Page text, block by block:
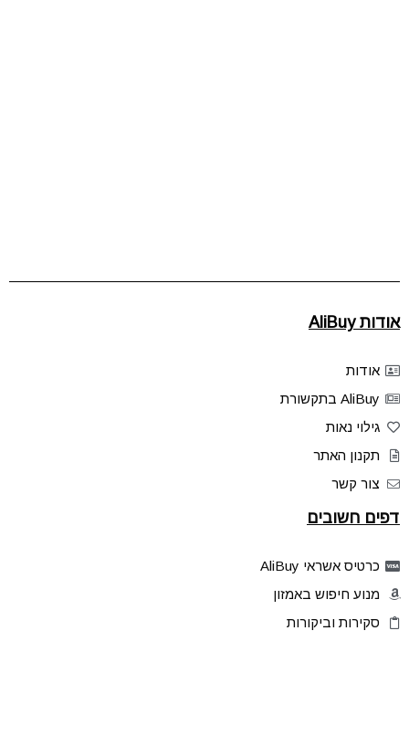
אודות AliBuy
אודות
AliBuy בתקשורת
גילוי נאות
תקנון האתר
צור קשר
דפים חשובים
כרטיס אשראי AliBuy
מנוע חיפוש באמזון
סקירות וביקורות